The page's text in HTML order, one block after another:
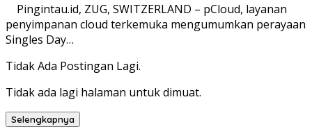
Pingintau.id, ZUG, SWITZERLAND – pCloud, layanan
penyimpanan cloud terkemuka mengumumkan perayaan
Singles Day…
Tidak Ada Postingan Lagi.
Tidak ada lagi halaman untuk dimuat.
Selengkapnya